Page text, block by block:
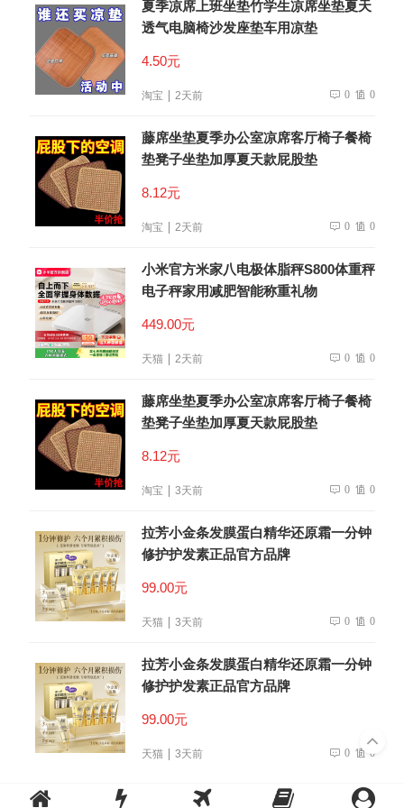
夏季凉席上班坐垫竹学生凉席坐垫夏天
透气电脑椅沙发座垫车用凉垫
4.50元
淘宝 2天前 0 0
藤席坐垫夏季办公室凉席客厅椅子餐椅
垫凳子坐垫加厚夏天款屁股垫
8.12元
淘宝 2天前 0 0
小米官方米家八电极体脂秤S800体重秤
电子秤家用减肥智能称重礼物
449.00元
天猫 2天前 0 0
藤席坐垫夏季办公室凉席客厅椅子餐椅
垫凳子坐垫加厚夏天款屁股垫
8.12元
淘宝 3天前 0 0
拉芳小金条发膜蛋白精华还原霜一分钟
修护护发素正品官方品牌
99.00元
天猫 3天前 0 0
拉芳小金条发膜蛋白精华还原霜一分钟
修护护发素正品官方品牌
99.00元
天猫 3天前 0 0